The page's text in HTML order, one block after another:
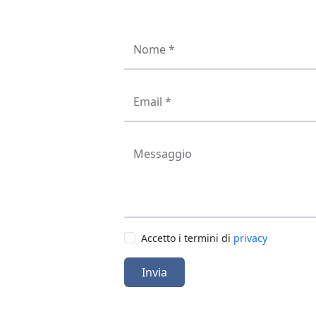
Nome *
Email *
Messaggio
Accetto i termini di privacy
Invia